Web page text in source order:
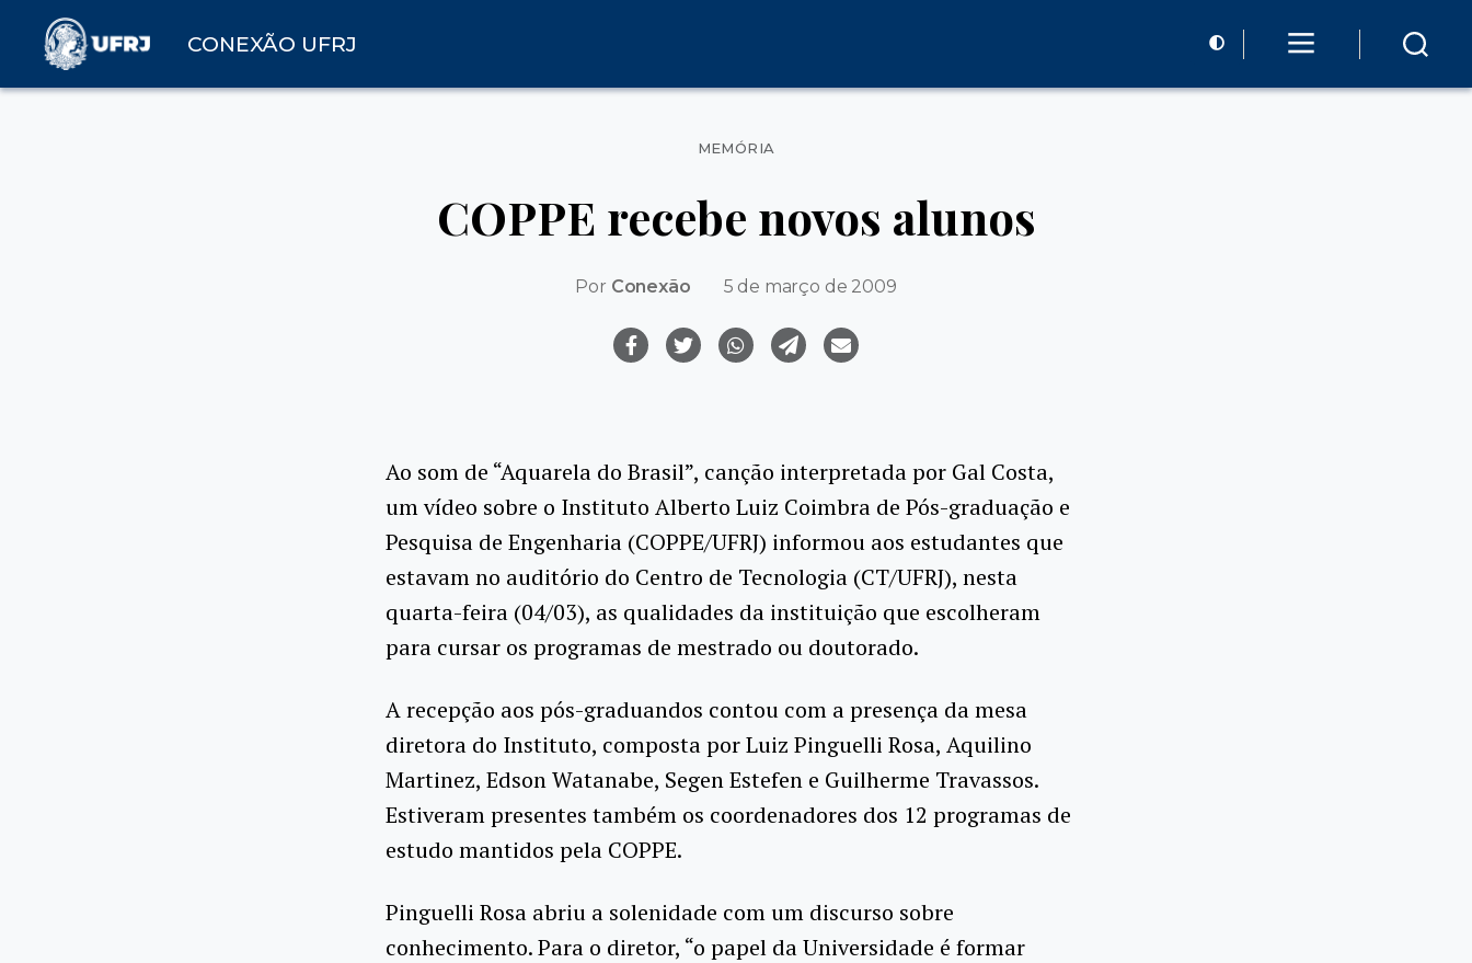
CONEXÃO UFRJ
Categorias
MEMÓRIA
COPPE recebe novos alunos
Por Conexão 5 de março de 2009
Ao som de “Aquarela do Brasil”, canção interpretada por Gal Costa,
um vídeo sobre o Instituto Alberto Luiz Coimbra de Pós-graduação e
Pesquisa de Engenharia (COPPE/UFRJ) informou aos estudantes que
estavam no auditório do Centro de Tecnologia (CT/UFRJ), nesta
quarta-feira (04/03), as qualidades da instituição que escolheram
para cursar os programas de mestrado ou doutorado.
A recepção aos pós-graduandos contou com a presença da mesa
diretora do Instituto, composta por Luiz Pinguelli Rosa, Aquilino
Martinez, Edson Watanabe, Segen Estefen e Guilherme Travassos.
Estiveram presentes também os coordenadores dos 12 programas de
estudo mantidos pela COPPE.
Pinguelli Rosa abriu a solenidade com um discurso sobre
conhecimento. Para o diretor, “o papel da Universidade é formar